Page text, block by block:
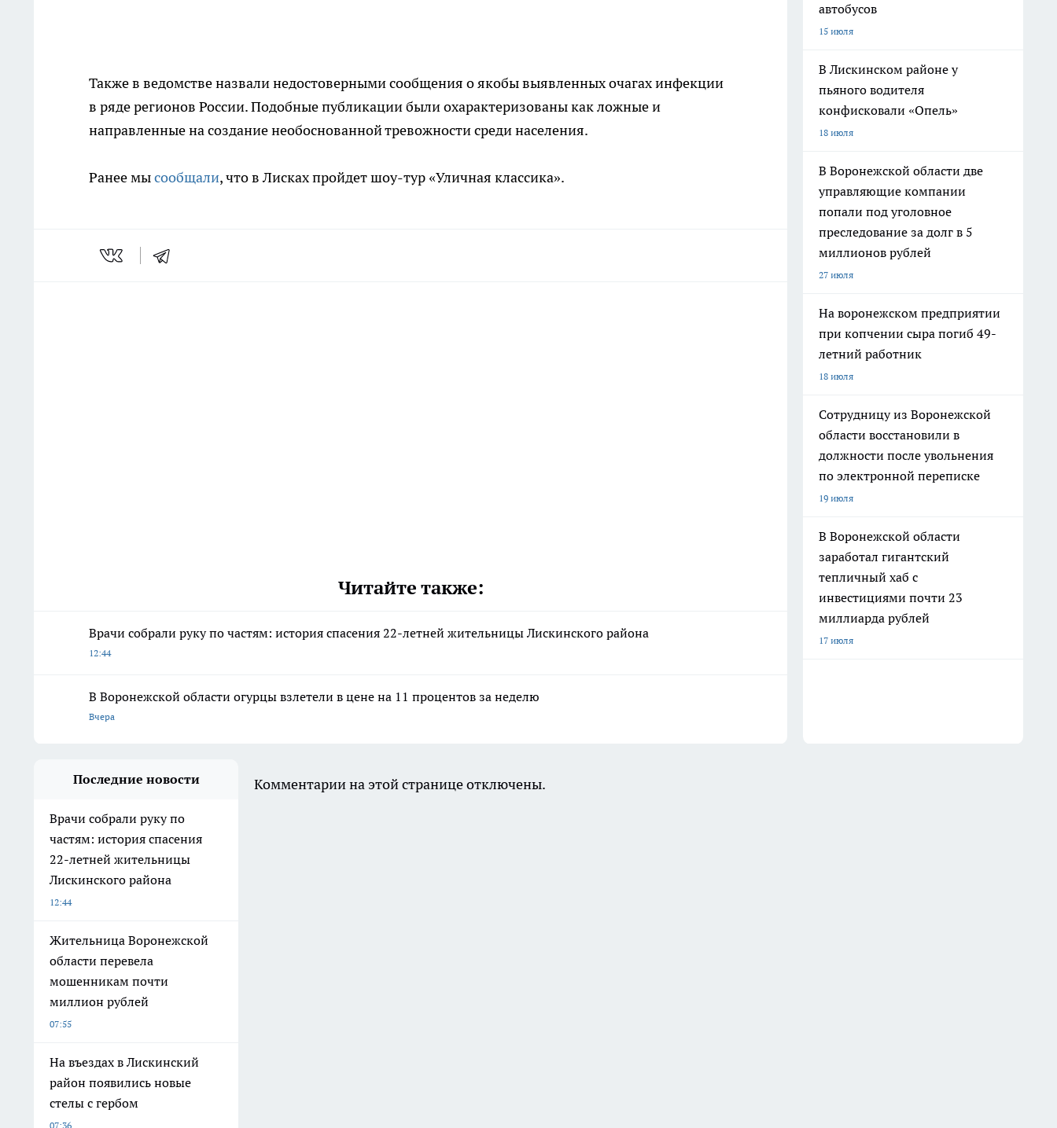
Также в ведомстве назвали недостоверными сообщения о якобы выявленных очагах инфекции
в ряде регионов России. Подобные публикации были охарактеризованы как ложные и
направленные на создание необоснованной тревожности среди населения.
Ранее мысообщали, что в Лисках пройдет шоу-тур «Уличная классика».
Читайте также:
Врачи собрали руку по частям: история спасения 22-летней жительницы Лискинского района
12:44
В Воронежской области огурцы взлетели в цене на 11 процентов за неделю
Вчера
автобусов
15 июля
В Лискинском районе у
пьяного водителя
конфисковали «Опель»
18 июля
В Воронежской области две
управляющие компании
попали под уголовное
преследование за долг в 5
миллионов рублей
27 июля
На воронежском предприятии
при копчении сыра погиб 49-
летний работник
18 июля
Сотрудницу из Воронежской
области восстановили в
должности после увольнения
по электронной переписке
19 июля
В Воронежской области
заработал гигантский
тепличный хаб с
инвестициями почти 23
миллиарда рублей
17 июля
Последние новости
Врачи собрали руку по
частям: история спасения
22-летней жительницы
Лискинского района
12:44
Жительница Воронежской
области перевела
мошенникам почти
миллион рублей
07:55
На въездах в Лискинский
район появились новые
стелы с гербом
07:36
Комментарии на этой странице отключены.